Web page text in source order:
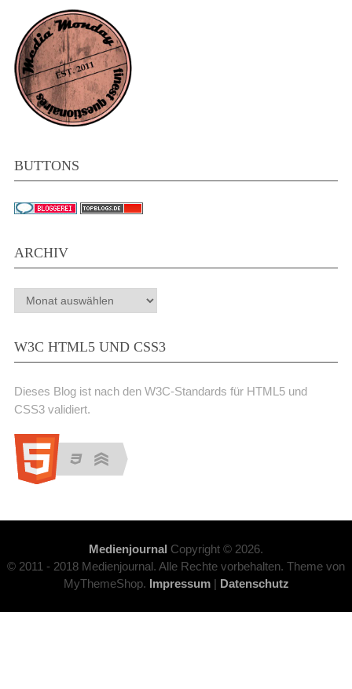
BUTTONS
ARCHIV
Archiv
W3C HTML5 UND CSS3
Dieses Blog ist nach den W3C-Standards für HTML5 und
CSS3 validiert.
Medienjournal Copyright © 2026.
© 2011 - 2018 Medienjournal. Alle Rechte vorbehalten. Theme von
MyThemeShop. Impressum| Datenschutz